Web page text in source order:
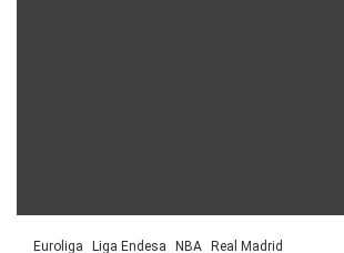
Euroliga Liga Endesa NBA Real Madrid